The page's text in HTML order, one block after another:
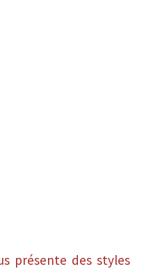
présente des styles